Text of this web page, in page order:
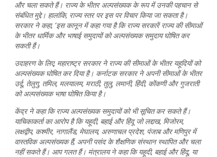
और चला सकते हैं। राज्य के भीतर अल्पसंख्यक के रूप में उनकी पहचान से
संबंधित मुद्दे। हालांकि, राज्य स्तर पर इस पर विचार किया जा सकता है।
सरकार ने कहा, ‘इस कानून में कहा गया है कि राज्य सरकारें राज्य की सीमाओं
के भीतर धार्मिक और भाषाई समुदायों को अल्पसंख्यक समुदाय घोषित कर
सकती हैं।
उदाहरण के लिए, महाराष्ट्र सरकार ने राज्य की सीमाओं के भीतर यहूदियों को
अल्पसंख्यक घोषित कर दिया है। कर्नाटक सरकार ने अपनी सीमाओं के भीतर
उर्दू, तेलुगु, तमिल, मलयालम, मराठी, तुलु, लमानी, हिंदी, कोंकणी और गुजराती
को अल्पसंख्यक भाषा घोषित किया है।
केंद्र ने कहा कि राज्य अल्पसंख्यक समुदायों को भी सूचित कर सकते हैं।
याचिकाकर्ता का आरोप है कि यहूदी, बहाई और हिंदू जो लद्दाख, मिजोरम,
लक्षद्वीप, कश्मीर, नागालैंड, मेघालय, अरुणाचल प्रदेश, पंजाब और मणिपुर में
वास्तविक अल्पसंख्यक हैं, अपनी पसंद के शैक्षणिक संस्थान स्थापित और चला
नहीं सकते हैं। आप गलत हैं। मंत्रालय ने कहा कि यहूदी, बहाई और हिंदू, या